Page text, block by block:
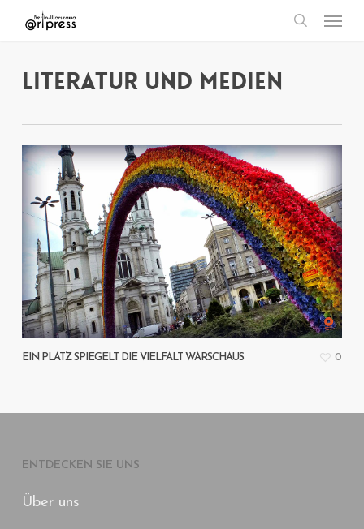
to
contentLITERATUR UND MEDIEN
EIN PLATZ SPIEGELT DIE VIELFALT WARSCHAUS 0
ENTDECKEN SIE UNS
Über uns